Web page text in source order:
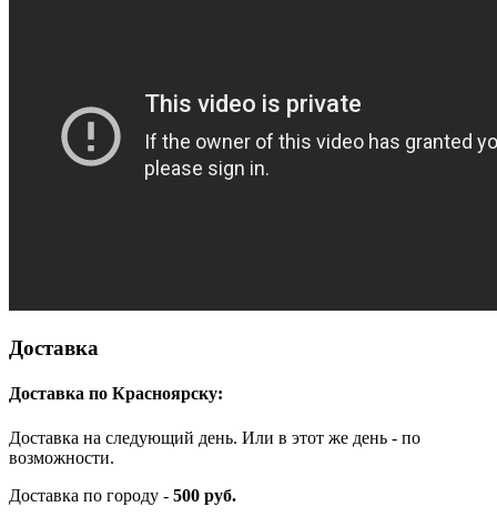
Доставка
Доставка по Красноярску:
Доставка на следующий день. Или в этот же день - по
возможности.
Доставка по городу - 500 руб.